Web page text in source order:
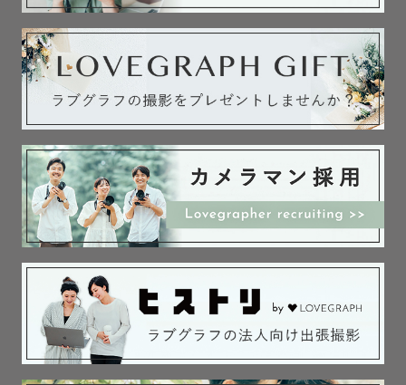
場所や日時により変動いたしますので、お気軽にお問い合
わせください🙇🏻‍♀️
最後まで読んでいただき、ありがとうございました🙇🏻‍♀️‪‪🤍